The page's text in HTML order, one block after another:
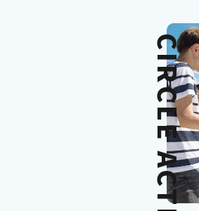
CIRCLE ACTIVITY